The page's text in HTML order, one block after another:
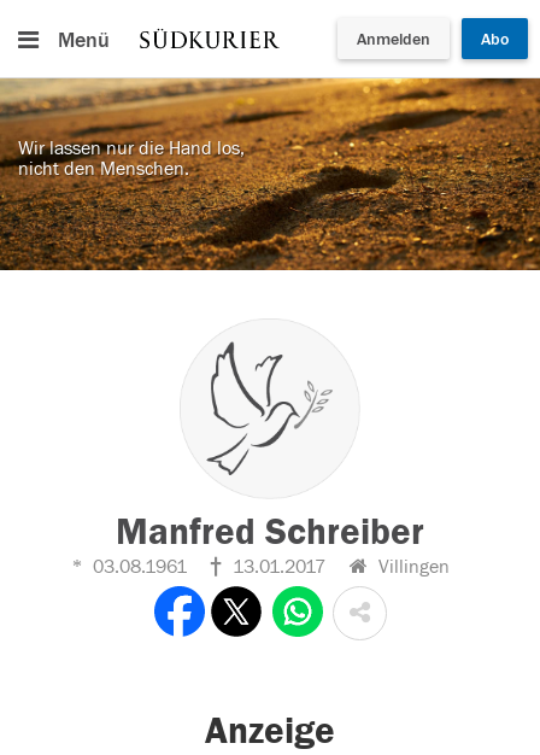
Menü Anmelden Abo
Wir lassen nur die Hand los,
nicht den Menschen.
Manfred Schreiber
03.08.1961 13.01.2017 Villingen
Anzeige